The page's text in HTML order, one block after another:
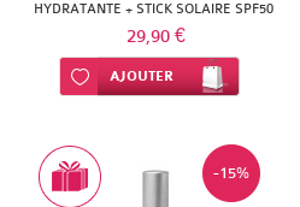
HYDRATANTE + STICK SOLAIRE SPF50
+ TROUSSE
29,90 €
Ajouter à ma liste d’envie
AJOUTER
-15%